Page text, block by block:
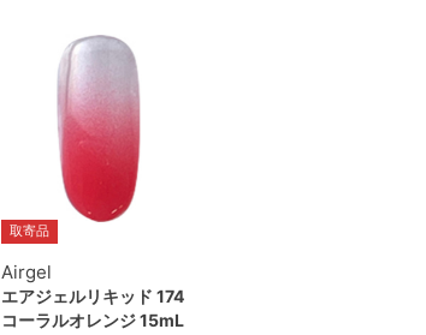
取寄品
Airgel
エアジェルリキッド 174
コーラルオレンジ 15mL